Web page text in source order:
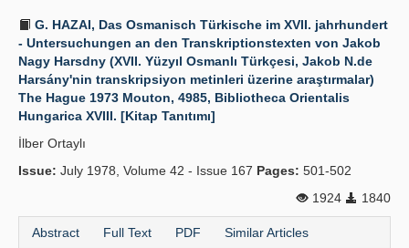
G. HAZAI, Das Osmanisch Türkische im XVII. jahrhundert
- Untersuchungen an den Transkriptionstexten von Jakob
Nagy Harsdny (XVII. Yüzyıl Osmanlı Türkçesi, Jakob N.de
Harsány'nin transkripsiyon metinleri üzerine araştırmalar)
The Hague 1973 Mouton, 4985, Bibliotheca Orientalis
Hungarica XVIII. [Kitap Tanıtımı]
İlber Ortaylı
Issue: July 1978, Volume 42 - Issue 167 Pages: 501-502
1924
1840
Abstract Full Text PDF Similar Articles